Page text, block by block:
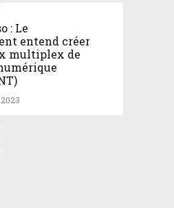
: Le
entend créer
multiplex de